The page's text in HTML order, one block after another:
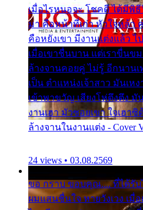
เมื่อไรหนอจะ โชคดี ได้มีพิ
มา คือหน้าที่เก่า หัวใจหล้า
คือหยังเขา มีงานแต่งแล้ว ไ
เมื่อเขาชื่นบาน แต่เราขื่นข
ล้างจานคอยคู่ ไม่รู้ อีกนาน
เป็น ตำแหน่งเจ้าสาว มันเ
เข้าพาขวัญ เสียงโห่ตึงตึง
งานเฮา มัวซอยเขา ใจเฮ
ล้างจานในงานแต่ง - Cover
24 views • 03.08.2569
ขอ กราบ ขอบคุณ.... ที่ได้รั
ผมแสนชื่นใจ หายวังเวง เมื่